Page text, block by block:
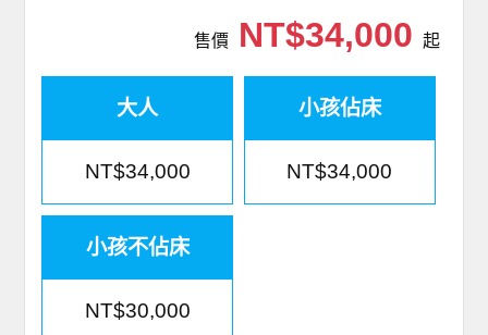
售價NT$34,000 起
大人
NT$34,000
小孩佔床
NT$34,000
小孩不佔床
NT$30,000